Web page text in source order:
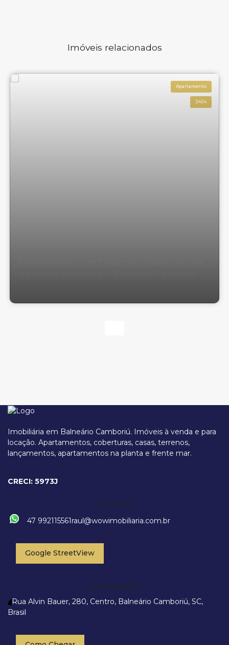
Imóveis relacionados
Apartamento
3454
Imobiliária em Balneário Camboriú. Imóveis à venda e para
locação. Apartamentos, coberturas, casas, terrenos,
lançamentos, apartamentos na planta e frente mar.
CRECI: 5973J
Contato
47 992115561raul@wowimobiliaria.com.br
Google StreetView
Localização
Rua Alvin Bauer, 280, Centro, Balneário Camboriú, SC,
Brasil